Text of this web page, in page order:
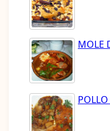
MOLE
POLLO